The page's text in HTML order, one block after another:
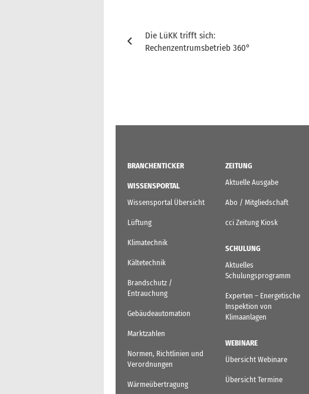
Die LüKK trifft sich:
Rechenzentrumsbetrieb 360°
BRANCHENTICKER
WISSENSPORTAL
Wissensportal Übersicht
Lüftung
Klimatechnik
Kältetechnik
Brandschutz /
Entrauchung
Gebäudeautomation
Marktzahlen
Normen, Richtlinien und
Verordnungen
Wärmeübertragung
ZEITUNG
Aktuelle Ausgabe
Abo / Mitgliedschaft
cci Zeitung Kiosk
SCHULUNG
Aktuelles
Schulungsprogramm
Experten – Energetische
Inspektion von
Klimaanlagen
WEBINARE
Übersicht Webinare
Übersicht Termine